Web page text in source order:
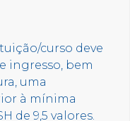
curso deve
ingresso, bem
uma
à mínima
de 9,5 valores.